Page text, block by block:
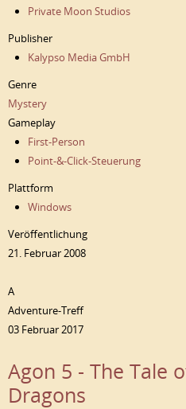
Private Moon Studios
Publisher
Kalypso Media GmbH
Genre
Mystery
Gameplay
First-Person
Point-&-Click-Steuerung
Plattform
Windows
Veröffentlichung
21. Februar 2008
A
Adventure-Treff
03 Februar 2017
Agon 5 - The Tale
Dragons